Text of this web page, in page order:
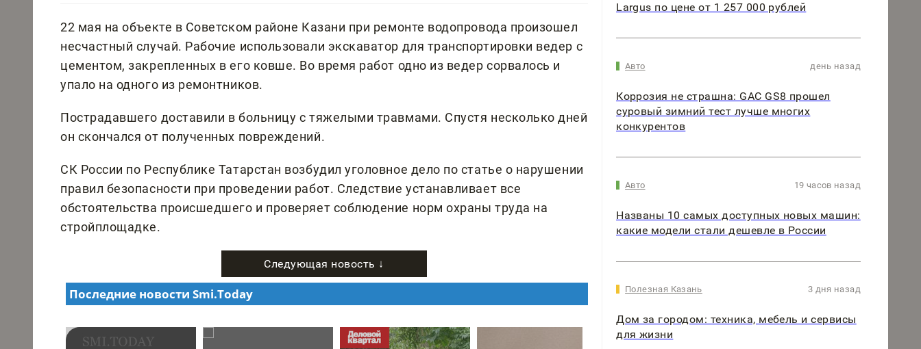
22 мая на объекте в Советском районе Казани при ремонте водопровода произошел
несчастный случай. Рабочие использовали экскаватор для транспортировки ведер с
цементом, закрепленных в его ковше. Во время работ одно из ведер сорвалось и
упало на одного из ремонтников.
Пострадавшего доставили в больницу с тяжелыми травмами. Спустя несколько дней
он скончался от полученных повреждений.
СК России по Республике Татарстан возбудил уголовное дело по статье о нарушении
правил безопасности при проведении работ. Следствие устанавливает все
обстоятельства происшедшего и проверяет соблюдение норм охраны труда на
стройплощадке.
Следующая новость ↓
Largus по цене от 1 257 000 рублей
Авто день назад
Коррозия не страшна: GAC GS8 прошел
суровый зимний тест лучше многих
конкурентов
Авто 19 часов назад
Названы 10 самых доступных новых машин:
какие модели стали дешевле в России
Полезная Казань 3 дня назад
Дом за городом: техника, мебель и сервисы
для жизни